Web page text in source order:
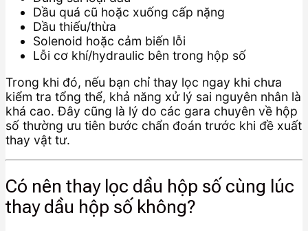
Dầu quá cũ hoặc xuống cấp nặng
Dầu thiếu/thừa
Solenoid hoặc cảm biến lỗi
Lỗi cơ khí/hydraulic bên trong hộp số
Trong khi đó, nếu bạn chỉ thay lọc ngay khi chưa
kiểm tra tổng thể, khả năng xử lý sai nguyên nhân là
khá cao. Đây cũng là lý do các gara chuyên về hộp
số thường ưu tiên bước chẩn đoán trước khi đề xuất
thay vật tư.
Có nên thay lọc dầu hộp số cùng lúc
thay dầu hộp số không?